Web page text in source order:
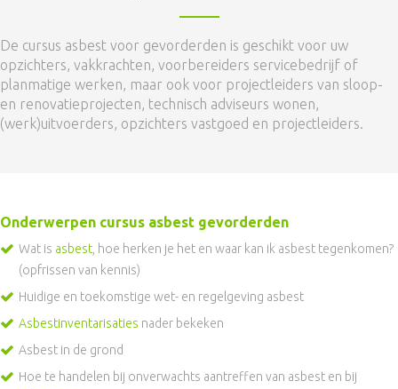
De cursus asbest voor gevorderden is geschikt voor uw
opzichters, vakkrachten, voorbereiders servicebedrijf of
planmatige werken, maar ook voor projectleiders van sloop-
en renovatieprojecten, technisch adviseurs wonen,
(werk)uitvoerders, opzichters vastgoed en projectleiders.
Onderwerpen cursus asbest gevorderden
Wat is asbest , hoe herken je het en waar kan ik asbest tegenkomen?
(opfrissen van kennis)
Huidige en toekomstige wet- en regelgeving asbest
Asbestinventarisaties nader bekeken
Asbest in de grond
Hoe te handelen bij onverwachts aantreffen van asbest en bij